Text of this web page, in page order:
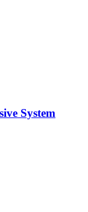
System